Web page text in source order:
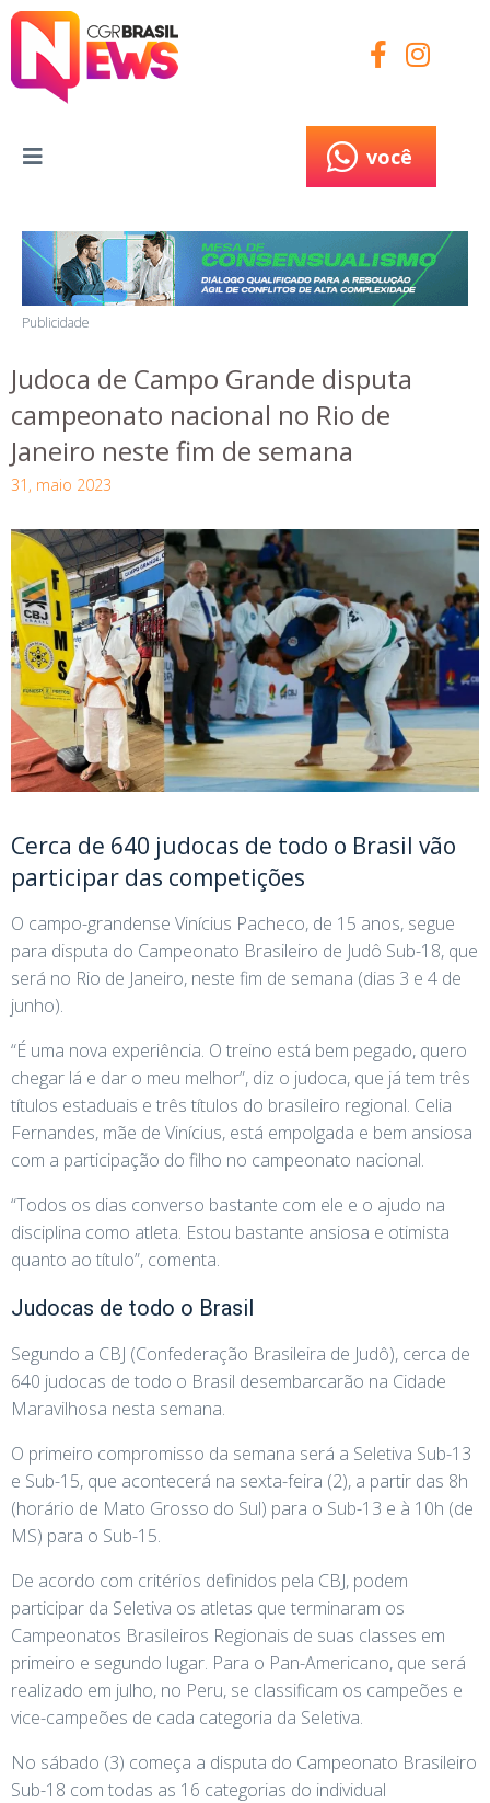
você
Publicidade
Judoca de Campo Grande disputa
campeonato nacional no Rio de
Janeiro neste fim de semana
31, maio 2023
Cerca de 640 judocas de todo o Brasil vão
participar das competições
O campo-grandense Vinícius Pacheco, de 15 anos, segue
para disputa do Campeonato Brasileiro de Judô Sub-18, que
será no Rio de Janeiro, neste fim de semana (dias 3 e 4 de
junho).
“É uma nova experiência. O treino está bem pegado, quero
chegar lá e dar o meu melhor”, diz o judoca, que já tem três
títulos estaduais e três títulos do brasileiro regional. Celia
Fernandes, mãe de Vinícius, está empolgada e bem ansiosa
com a participação do filho no campeonato nacional.
“Todos os dias converso bastante com ele e o ajudo na
disciplina como atleta. Estou bastante ansiosa e otimista
quanto ao título”, comenta.
Judocas de todo o Brasil
Segundo a CBJ (Confederação Brasileira de Judô), cerca de
640 judocas de todo o Brasil desembarcarão na Cidade
Maravilhosa nesta semana.
O primeiro compromisso da semana será a Seletiva Sub-13
e Sub-15, que acontecerá na sexta-feira (2), a partir das 8h
(horário de Mato Grosso do Sul) para o Sub-13 e à 10h (de
MS) para o Sub-15.
De acordo com critérios definidos pela CBJ, podem
participar da Seletiva os atletas que terminaram os
Campeonatos Brasileiros Regionais de suas classes em
primeiro e segundo lugar. Para o Pan-Americano, que será
realizado em julho, no Peru, se classificam os campeões e
vice-campeões de cada categoria da Seletiva.
No sábado (3) começa a disputa do Campeonato Brasileiro
Sub-18 com todas as 16 categorias do individual